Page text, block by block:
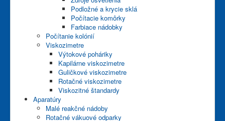
Podložné a krycie sklá
Počítacie komôrky
Farbiace nádobky
Počítanie kolónií
Viskozimetre
Výtokové poháriky
Kapilárne viskozimetre
Guličkové viskozimetre
Rotačné viskozimetre
Viskozitné štandardy
Aparatúry
Malé reakčné nádoby
Rotačné vákuové odparky